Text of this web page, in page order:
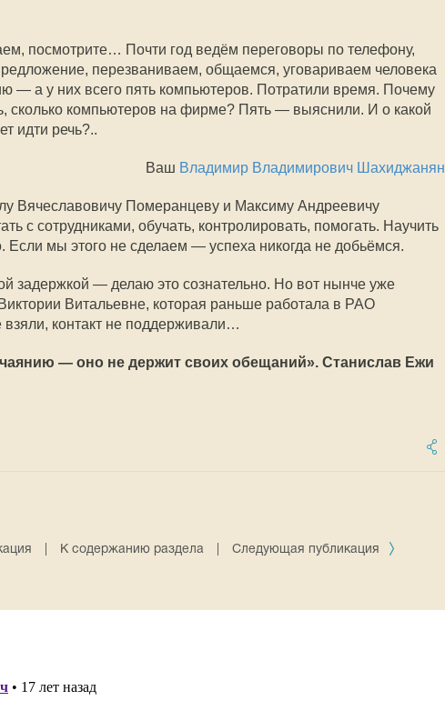
посмотрите… Почти год ведём переговоры по телефону,
перезваниваем, общаемся, уговариваем человека
— а у них всего пять компьютеров. Потратили время. Почему
сколько компьютеров на фирме? Пять — выяснили. И о какой
идти речь?..
Ваш Владимир Владимирович Шахиджанян
Вячеславовичу Померанцеву и Максиму Андреевичу
с сотрудниками, обучать, контролировать, помогать. Научить
Если мы этого не сделаем — успеха никогда не добьёмся.
задержкой — делаю это сознательно. Но вот нынче уже
Витальевне, которая раньше работала в РАО
контакт не поддерживали…
— оно не держит своих обещаний». Станислав Ежи
К содержанию раздела Следующая публикация